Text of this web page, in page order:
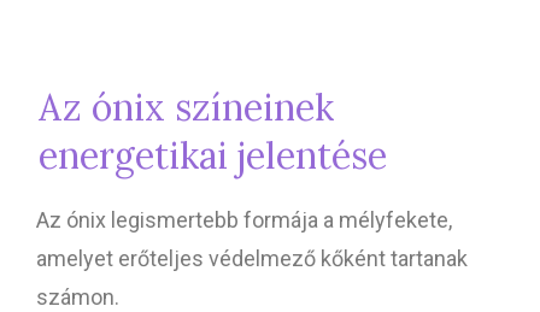
Az ónix színeinek
energetikai jelentése
Az ónix legismertebb formája a mélyfekete,
amelyet erőteljes védelmező kőként tartanak
számon.